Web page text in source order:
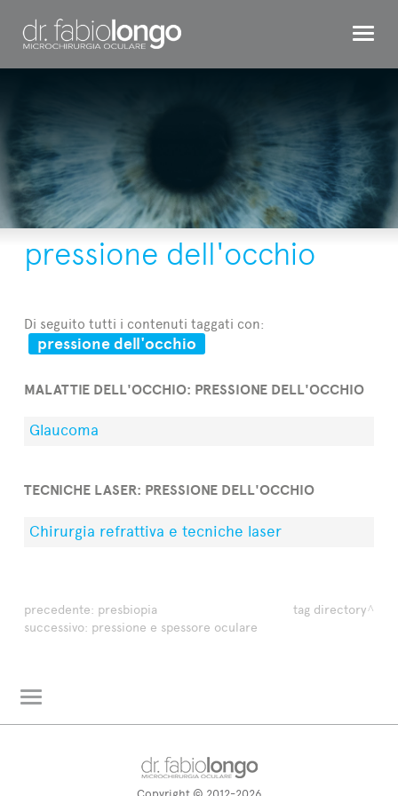
OCCHIO BAMBINO
INTERVENTI
TESTIMONIAL
DR. LONGO
CONTATTI
pressione dell'occhio
Di seguito tutti i contenuti taggati con:
pressione dell'occhio
MALATTIE DELL'OCCHIO: PRESSIONE DELL'OCCHIO
Glaucoma
TECNICHE LASER: PRESSIONE DELL'OCCHIO
Chirurgia refrattiva e tecniche laser
precedente: presbiopia
successivo: pressione e spessore oculare
tag directory